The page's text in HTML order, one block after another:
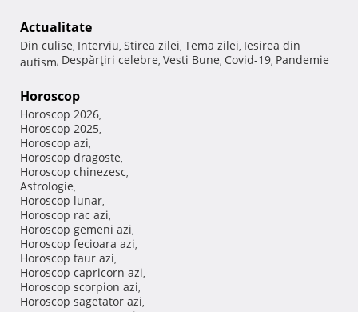
Actualitate
Din culise, Interviu, Stirea zilei, Tema zilei, Iesirea din
autism, Despărţiri celebre, Vesti Bune, Covid-19, Pandemie
Horoscop
Horoscop 2026,
Horoscop 2025,
Horoscop azi,
Horoscop dragoste,
Horoscop chinezesc,
Astrologie,
Horoscop lunar,
Horoscop rac azi,
Horoscop gemeni azi,
Horoscop fecioara azi,
Horoscop taur azi,
Horoscop capricorn azi,
Horoscop scorpion azi,
Horoscop sagetator azi,